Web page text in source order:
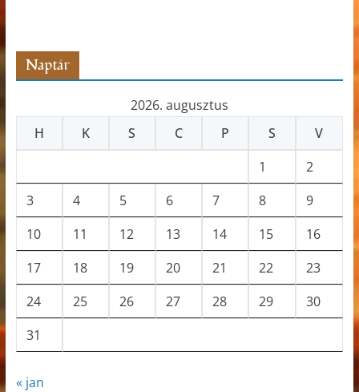
Naptár
2026. augusztus
H
K S C P S
V
1
2
3
4 5 6 7 8
9
10
11 12 13 14 15
16
17
18 19 20 21 22
23
24
25 26 27 28 29
30
31
« jan